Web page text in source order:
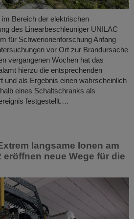
Bereich der elektrischen
des Linearbeschleuniger UNILAC
für Schwerionenforschung Anfang
vor Ort zur Brandursache
vergangenen Wochen hat das
hierzu die entsprechenden
und als Ergebnis einen wahrscheinlich
eines Schaltschranks als
festgestellt.…
langsame Ionen am
eröffnen neue Wege für die